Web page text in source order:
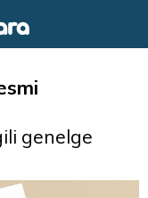
genelge